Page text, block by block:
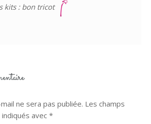
kits : bon tricot
ne sera pas publiée. Les champs
avec *